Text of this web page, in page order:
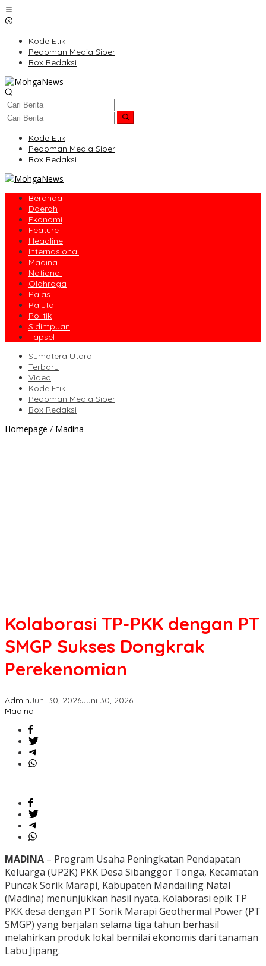
Lewati
ke
Kode Etik
Pedoman Media Siber
Box Redaksi
Kode Etik
Pedoman Media Siber
Box Redaksi
Beranda
Daerah
Ekonomi
Feature
Headline
Internasional
Madina
National
Olahraga
Palas
Paluta
Politik
Sidimpuan
Tapsel
Sumatera Utara
Terbaru
Video
Kode Etik
Pedoman Media Siber
Box Redaksi
Homepage / Madina
Kolaborasi TP-PKK dengan PT
SMGP Sukses Dongkrak
Perekenomian
AdminJuni 30, 2026Juni 30, 2026
Madina
MADINA – Program Usaha Peningkatan Pendapatan
Keluarga (UP2K) PKK Desa Sibanggor Tonga, Kecamatan
Puncak Sorik Marapi, Kabupaten Mandailing Natal
(Madina) menunjukkan hasil nyata. Kolaborasi epik TP
PKK desa dengan PT Sorik Marapi Geothermal Power (PT
SMGP) yang berjalan selama tiga tahun berhasil
melahirkan produk lokal bernilai ekonomis dari tanaman
Labu Jipang.